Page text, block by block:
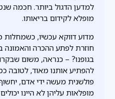
למדען הדגול ביותר. חכמה
מופלא לקידום בריאותו.
מדוע דווקא עכשיו,
חוזרת לפתע ההכרה והאמונה
בגופנו? – כנראה, משום
להפתיע אותנו מאוד, לטובה
פולשנית מעשה ידי אדם, יחשוף
מופלאות עליהן לא היינו